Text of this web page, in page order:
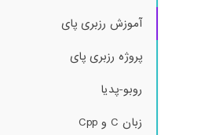
آموزش رزبری پای
پروژه رزبری پای
روبو-پدیا
زبان C و Cpp